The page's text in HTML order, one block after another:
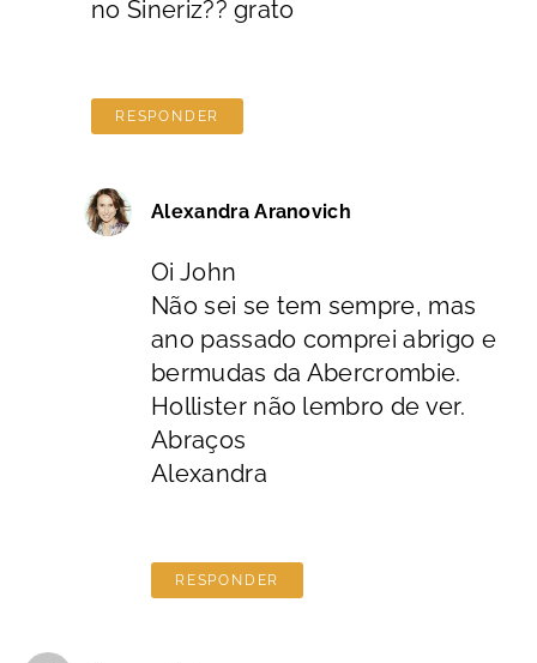
no Sineriz?? grato
RESPONDER
Alexandra Aranovich
Oi John
Não sei se tem sempre, mas
ano passado comprei abrigo e
bermudas da Abercrombie.
Hollister não lembro de ver.
Abraços
Alexandra
RESPONDER